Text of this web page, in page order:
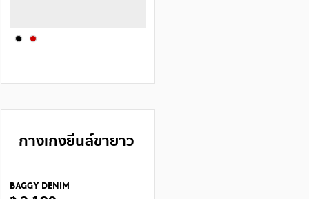
กางเกงยีนส์ขายาว
BAGGY DENIM